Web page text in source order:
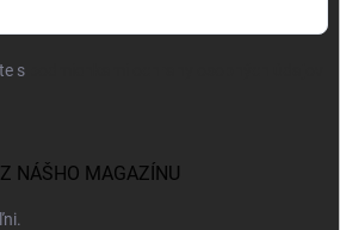
s
NÁŠHO MAGAZÍNU